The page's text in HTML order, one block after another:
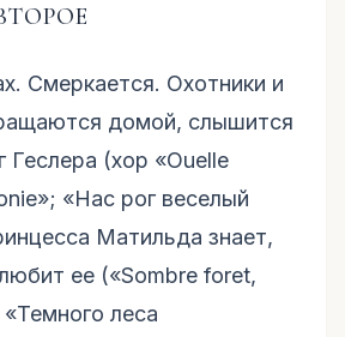
Смеркается. Охотники и
домой, слышится
Геслера (хор «Ouelle
«Нас рог веселый
Матильда знает,
ее («Sombre foret,
леса